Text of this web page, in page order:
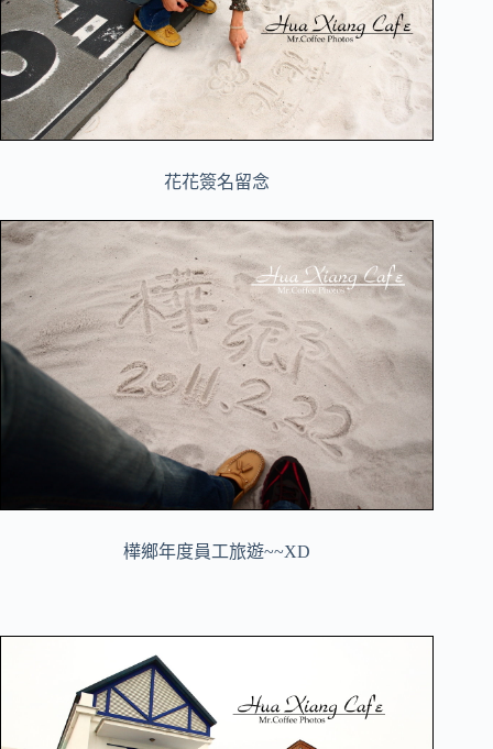
花花簽名留念
樺鄉年度員工旅遊~~XD